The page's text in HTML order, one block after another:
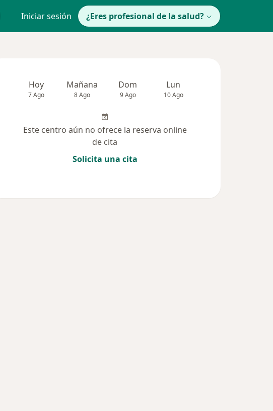
Iniciar sesión ¿Eres profesional de la salud?
Hoy
7 Ago
Mañana
8 Ago
Dom
9 Ago
Lun
10 Ago
Este centro aún no ofrece la reserva online
de cita
Solicita una cita